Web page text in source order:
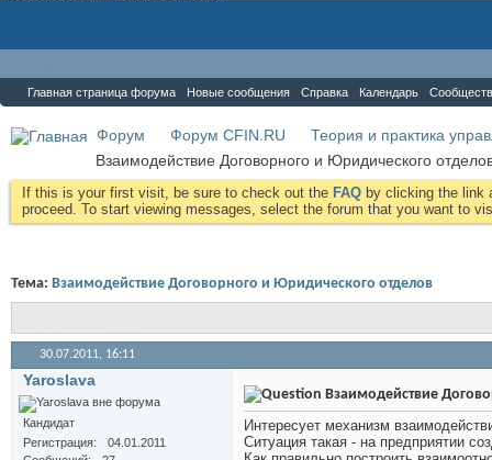
Главная страница форума Новые сообщения Справка Календарь
Форум Форум CFIN.RU
Теория и практика
Взаимодействие Договорного и Юридического
If this is your first visit, be sure to check out the FAQ by clicking the link
proceed. To start viewing messages, select the forum that you want to
Тема: Взаимодействие Договорного и Юридического отделов
30.07.2011, 16:11
Yaroslava
Кандидат
Регистрация
04.01.2011
Взаимодействие
Интересует механизм
Ситуация такая - на предприятии